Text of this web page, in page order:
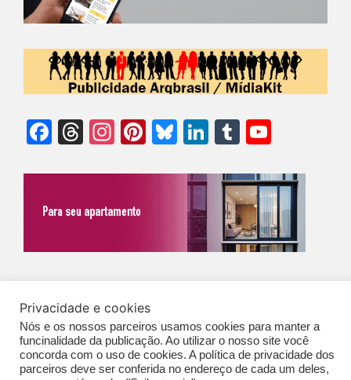
Facebook
Threads
Instagram
Pinterest
Bluesky
LinkedIn
Tumblr
Expediente|Contato|Newsletter
GERAIS DE PUBLICAÇÃO (CGP
Privacidade e cookies
Nós e os nossos parceiros usamos cookies para manter a
funcinalidade da publicação. Ao utilizar o nosso site você
concorda com o uso de cookies. A política de privacidade dos
parceiros deve ser conferida no endereço de cada um deles,